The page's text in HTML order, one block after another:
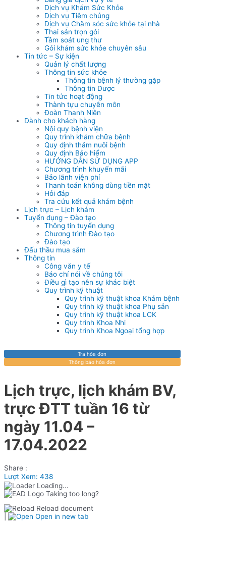
Dịch vụ Khám Sức Khỏe
Dịch vụ Tiêm chủng
Dịch vụ Chăm sóc sức khỏe tại nhà
Thai sản trọn gói
Tầm soát ung thư
Gói khám sức khỏe chuyên sâu
Tin tức – Sự kiện
Quản lý chất lượng
Thông tin sức khỏe
Thông tin bệnh lý thường gặp
Thông tin Dược
Tin tức hoạt động
Thành tựu chuyên môn
Đoàn Thanh Niên
Dành cho khách hàng
Nội quy bệnh viện
Quy trình khám chữa bệnh
Quy định thăm nuôi bệnh
Quy định Bảo hiểm
HƯỚNG DẪN SỬ DỤNG APP
Chương trình khuyến mãi
Bảo lãnh viện phí
Thanh toán không dùng tiền mặt
Hỏi đáp
Tra cứu kết quả khám bệnh
Lịch trực – Lịch khám
Tuyển dụng – Đào tạo
Thông tin tuyển dụng
Chương trình Đào tạo
Đào tạo
Đấu thầu mua sắm
Thông tin
Công văn y tế
Báo chí nói về chúng tôi
Điều gì tạo nên sự khác biệt
Quy trình kỹ thuật
Quy trình kỹ thuật khoa Khám bệnh
Quy trình kỹ thuật khoa Phụ sản
Quy trình kỹ thuật khoa LCK
Quy trình Khoa Nhi
Quy trình Khoa Ngoại tổng hợp
Tra hóa đơn
Thông báo hóa đơn
Lịch trực, lịch khám BV,
trực ĐTT tuần 16 từ
ngày 11.04 –
17.04.2022
Share :
Lượt Xem: 438
Loading...
Taking too long?
Reload document
Open in new tab